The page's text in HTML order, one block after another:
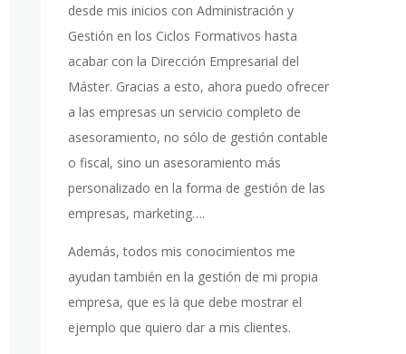
desde mis inicios con Administración y
Gestión en los Ciclos Formativos hasta
acabar con la Dirección Empresarial del
Máster. Gracias a esto, ahora puedo ofrecer
a las empresas un servicio completo de
asesoramiento, no sólo de gestión contable
o fiscal, sino un asesoramiento más
personalizado en la forma de gestión de las
empresas, marketing….
Además, todos mis conocimientos me
ayudan también en la gestión de mi propia
empresa, que es la que debe mostrar el
ejemplo que quiero dar a mis clientes.